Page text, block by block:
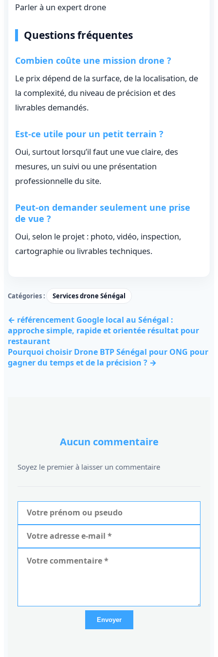
Parler à un expert drone
Questions fréquentes
Combien coûte une mission drone ?
Le prix dépend de la surface, de la localisation, de
la complexité, du niveau de précision et des
livrables demandés.
Est-ce utile pour un petit terrain ?
Oui, surtout lorsqu’il faut une vue claire, des
mesures, un suivi ou une présentation
professionnelle du site.
Peut-on demander seulement une prise
de vue ?
Oui, selon le projet : photo, vidéo, inspection,
cartographie ou livrables techniques.
Catégories : Services drone Sénégal
← référencement Google local au Sénégal :
approche simple, rapide et orientée résultat pour
restaurant
Pourquoi choisir Drone BTP Sénégal pour ONG pour
gagner du temps et de la précision ? →
Aucun commentaire
Soyez le premier à laisser un commentaire
Envoyer